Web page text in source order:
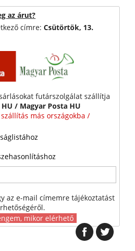
az árut?
címre: Csütörtök, 13.
futárszolgálat szállítja
/ Magyar Posta HU
más országokba /
az e-mail címemre tájékoztatást
mikor elérhető